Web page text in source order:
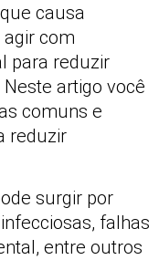
causa
com
para reduzir
artigo você
comuns e
reduzir
surgir por
falhas
entre outros